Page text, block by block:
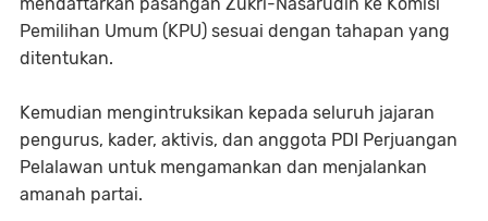
mendaftarkan pasangan Zukri-Nasarudin ke Komisi
Pemilihan Umum (KPU) sesuai dengan tahapan yang
ditentukan.
Kemudian mengintruksikan kepada seluruh jajaran
pengurus, kader, aktivis, dan anggota PDI Perjuangan
Pelalawan untuk mengamankan dan menjalankan
amanah partai.